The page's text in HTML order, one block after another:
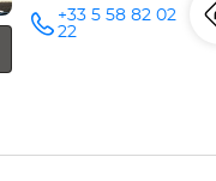
número
+33 5 58 82 02
22